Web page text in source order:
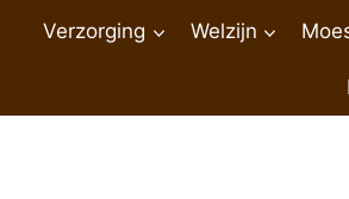
Verzorging Welzijn